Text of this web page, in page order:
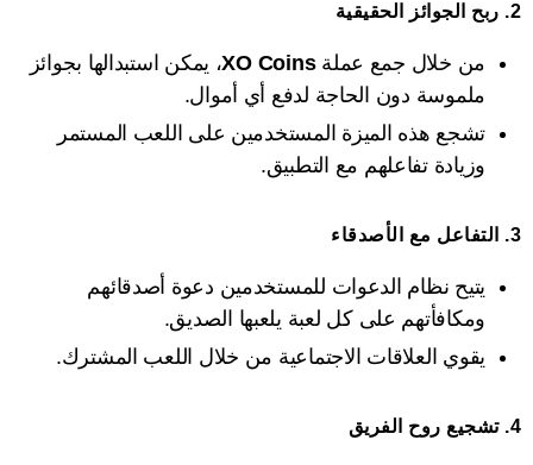
2. ربح الجوائز الحقيقية
من خلال جمع عملةXO Coins، يمكن استبدالها بجوائز
ملموسة دون الحاجة لدفع أي أموال.
تشجع هذه الميزة المستخدمين على اللعب المستمر
وزيادة تفاعلهم مع التطبيق.
3. التفاعل مع الأصدقاء
يتيح نظام الدعوات للمستخدمين دعوة أصدقائهم
ومكافأتهم على كل لعبة يلعبها الصديق.
يقوي العلاقات الاجتماعية من خلال اللعب المشترك.
4. تشجيع روح الفريق